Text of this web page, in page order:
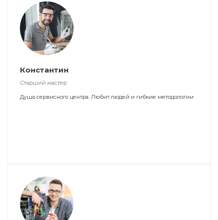
Константин
Старший мастер
Душа сервисного центра. Любит людей и гибкие методологии